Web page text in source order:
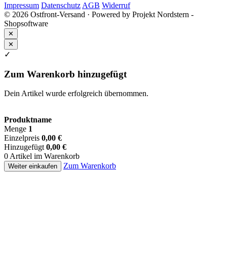
Impressum Datenschutz AGB Widerruf
© 2026 Ostfront-Versand · Powered by Projekt Nordstern -
Shopsoftware
✕
✕
✓
Zum Warenkorb hinzugefügt
Dein Artikel wurde erfolgreich übernommen.
Produktname
Menge 1
Einzelpreis 0,00 €
Hinzugefügt 0,00 €
0 Artikel im Warenkorb
Weiter einkaufen Zum Warenkorb